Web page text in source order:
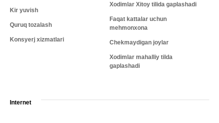
Kir yuvish
Quruq tozalash
Konsyerj xizmatlari
Xodimlar Xitoy tilida gaplashadi
Faqat kattalar uchun
mehmonxona
Chekmaydigan joylar
Xodimlar mahalliy tilda
gaplashadi
Internet